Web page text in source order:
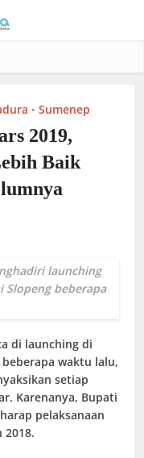
• Sumenep
2019,
Baik
launching
Slopeng beberapa
di launching di
waktu lalu,
setiap
Karenanya, Bupati
pelaksanaan